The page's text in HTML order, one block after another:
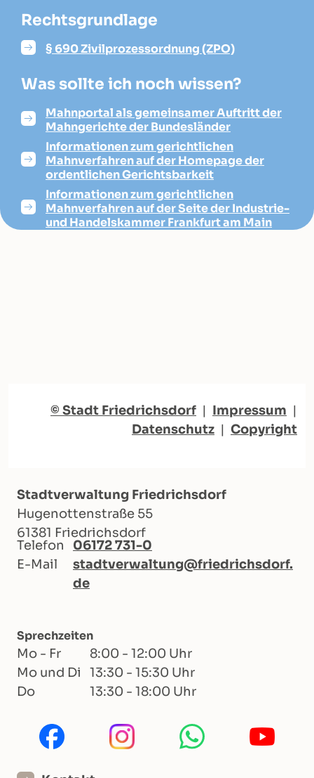
Rechtsgrundlage
§ 690 Zivilprozessordnung (ZPO)
Was sollte ich noch wissen?
Mahnportal als gemeinsamer Auftritt der
Mahngerichte der Bundesländer
Informationen zum gerichtlichen
Mahnverfahren auf der Homepage der
ordentlichen Gerichtsbarkeit
Informationen zum gerichtlichen
Mahnverfahren auf der Seite der Industrie-
und Handelskammer Frankfurt am Main
© Stadt Friedrichsdorf | Impressum |
Datenschutz | Copyright
Stadtverwaltung Friedrichsdorf
Hugenottenstraße 55
61381 Friedrichsdorf
Telefon
06172 731-0
E-Mail
stadtverwaltung@friedrichsdorf.
de
Sprechzeiten
Mo - Fr
8:00 - 12:00 Uhr
Mo und Di
13:30 - 15:30 Uhr
Do
13:30 - 18:00 Uhr